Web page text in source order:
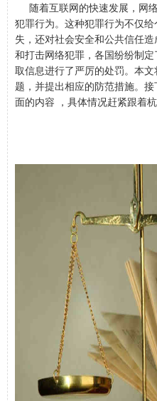
随着互联网的快速发展，网
犯罪行为。这种犯罪行为不仅
失，还对社会安全和公共信任
和打击网络犯罪，各国纷纷制
取信息进行了严厉的处罚。本
题，并提出相应的防范措施。
面的内容 ，具体情况赶紧跟着